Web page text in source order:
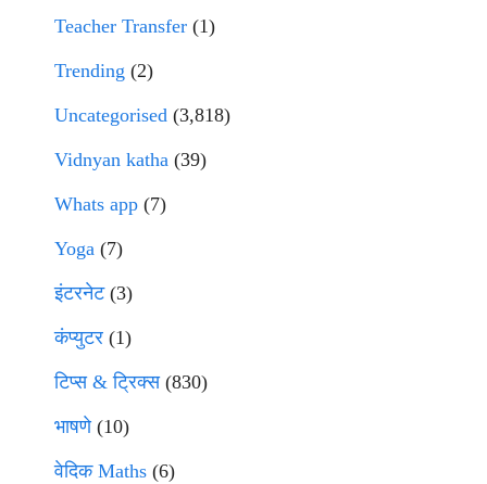
Teacher Transfer (1)
Trending (2)
Uncategorised (3,818)
Vidnyan katha (39)
Whats app (7)
Yoga (7)
इंटरनेट(3)
कंप्युटर (1)
टिप्स & ट्रिक्स(830)
भाषणे(10)
वेदिक Maths (6)